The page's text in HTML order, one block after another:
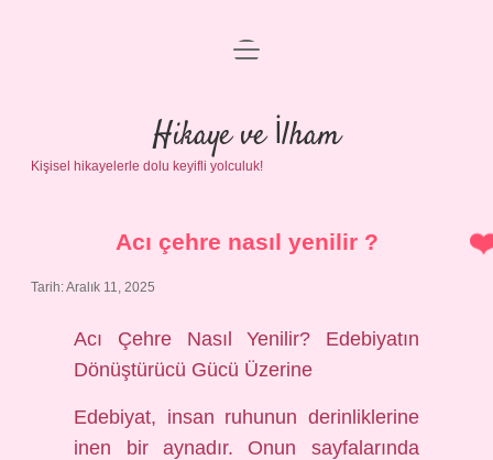
Anasayfa
Gizlilik Politikası
Yasal Uyarı
menüyü
Hikaye ve İlham
Kişisel hikayelerle dolu keyifli yolculuk!
Acı çehre nasıl yenilir ?
Tarih: Aralık 11, 2025
Acı Çehre Nasıl Yenilir? Edebiyatın
Dönüştürücü Gücü Üzerine
Edebiyat, insan ruhunun derinliklerine
inen bir aynadır. Onun sayfalarında